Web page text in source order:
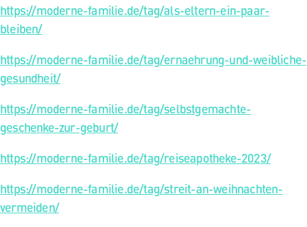
https://moderne-familie.de/tag/als-eltern-ein-paar-
bleiben/
https://moderne-familie.de/tag/ernaehrung-und-weibliche-
gesundheit/
https://moderne-familie.de/tag/selbstgemachte-
geschenke-zur-geburt/
https://moderne-familie.de/tag/reiseapotheke-2023/
https://moderne-familie.de/tag/streit-an-weihnachten-
vermeiden/